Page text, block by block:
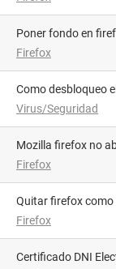
Poner fondo en
Firefox
como desbloqueo
Virus/Seguridad
Mozilla firefox no
Firefox
quitar firefox
Firefox
Certificado DNI